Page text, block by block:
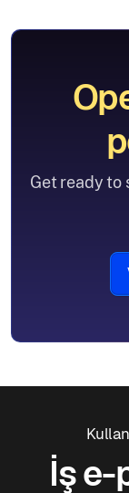
Get ready to
İş